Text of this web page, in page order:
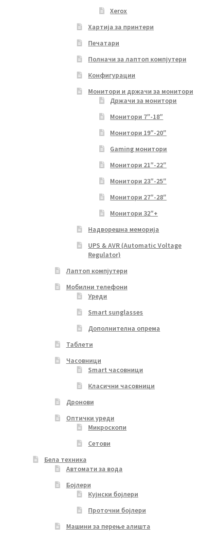
Xerox
Хартија за принтери
Печатари
Полначи за лаптоп компјутери
Конфигурации
Монитори и држачи за монитори
Држачи за монитори
Монитори 7″-18″
Монитори 19″-20″
Gaming монитори
Монитори 21″-22″
Монитори 23″-25″
Монитори 27″-28″
Монитори 32″+
Надворешна меморија
UPS & AVR (Automatic Voltage
Regulator)
Лаптоп компјутери
Мобилни телефони
Уреди
Smart sunglasses
Дополнителна опрема
Таблети
Часовници
Smart часовници
Класични часовници
Дронови
Оптички уреди
Микроскопи
Сетови
Бела техника
Автомати за вода
Бојлери
Кујнски бојлери
Проточни бојлери
Машини за перење алишта